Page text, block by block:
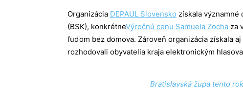
Organizácia DEPAUL Slovensko získala významné
(BSK), konkrétneVýročnú cenu Samuela Zocha za
ľuďom bez domova. Zároveň organizácia získala
rozhodovali obyvatelia kraja elektronickým
Bratislavská župa tento